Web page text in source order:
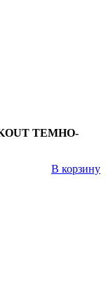
ТЕМНО-
В корзину